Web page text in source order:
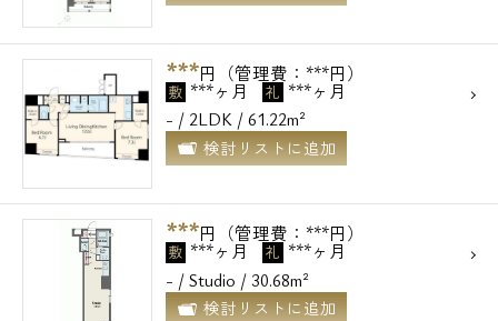
***円（管理費：***円）
敷 ***ヶ月 礼 ***ヶ月
- / 2LDK / 61.22m²
検討リストに追加
***円（管理費：***円）
敷 ***ヶ月 礼 ***ヶ月
- / Studio / 30.68m²
検討リストに追加
営業時間 10：00～18：00
メールでお問い合わせ